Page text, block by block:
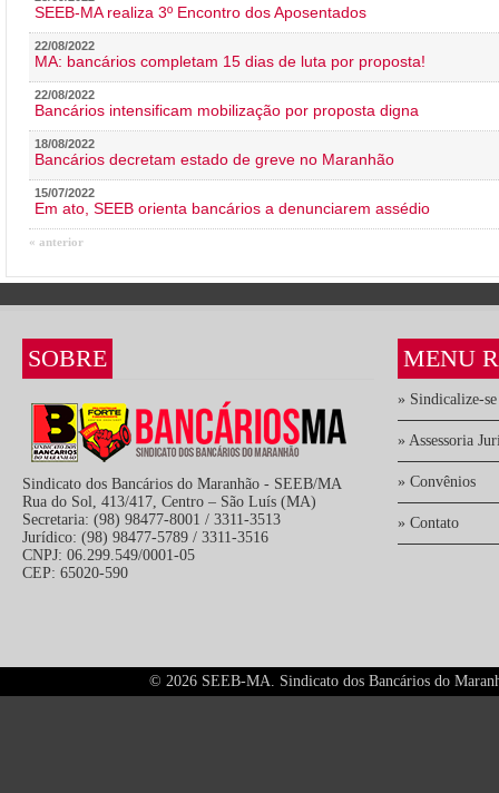
SEEB-MA realiza 3º Encontro dos Aposentados
22/08/2022
MA: bancários completam 15 dias de luta por proposta!
22/08/2022
Bancários intensificam mobilização por proposta digna
18/08/2022
Bancários decretam estado de greve no Maranhão
15/07/2022
Em ato, SEEB orienta bancários a denunciarem assédio
« anterior
SOBRE
Sindicato dos Bancários do Maranhão - SEEB/MA
Rua do Sol, 413/417, Centro – São Luís (MA)
Secretaria: (98) 98477-8001 / 3311-3513
Jurídico: (98) 98477-5789 / 3311-3516
CNPJ: 06.299.549/0001-05
CEP: 65020-590
MENU
» Sindicalize-se
» Assessoria
» Convênios
» Contato
© 2026 SEEB-MA. Sindicato dos Bancários do